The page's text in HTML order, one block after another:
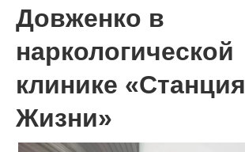
Довженко в
наркологической
клинике «Станция
Жизни»